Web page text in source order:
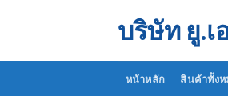
บริษัท ยู.เ
หน้าหลัก สินค้าทั้งห